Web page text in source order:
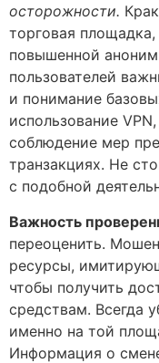
осторожности.
торговая
повышенной
пользователей
и понимание
использование
соблюдение мер
транзакциях. Не
с подобной
Важность
переоценить.
ресурсы,
чтобы получить
средствам. Всегда
именно на той
Информация о